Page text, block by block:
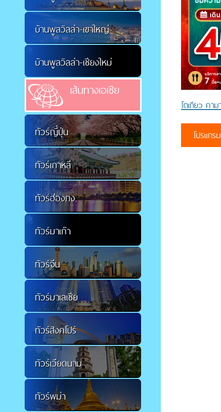
บ้านพูลวิลล่า-เขาใหญ่
บ้านพูลวิลล่า-เชียงใหม่
เส้นทางเอเชีย
ทัวร์ญี่ปุ่น
ทัวร์เกาหลี
ทัวร์ฮ่องกง
ทัวร์มาเก๊า
ทัวร์จีน
ทัวร์มาเลเซีย
ทัวร์สิงคโปร์
ทัวร์เวียดนาม
ทัวร์พม่า
โตเกียว คา
โปรแกร